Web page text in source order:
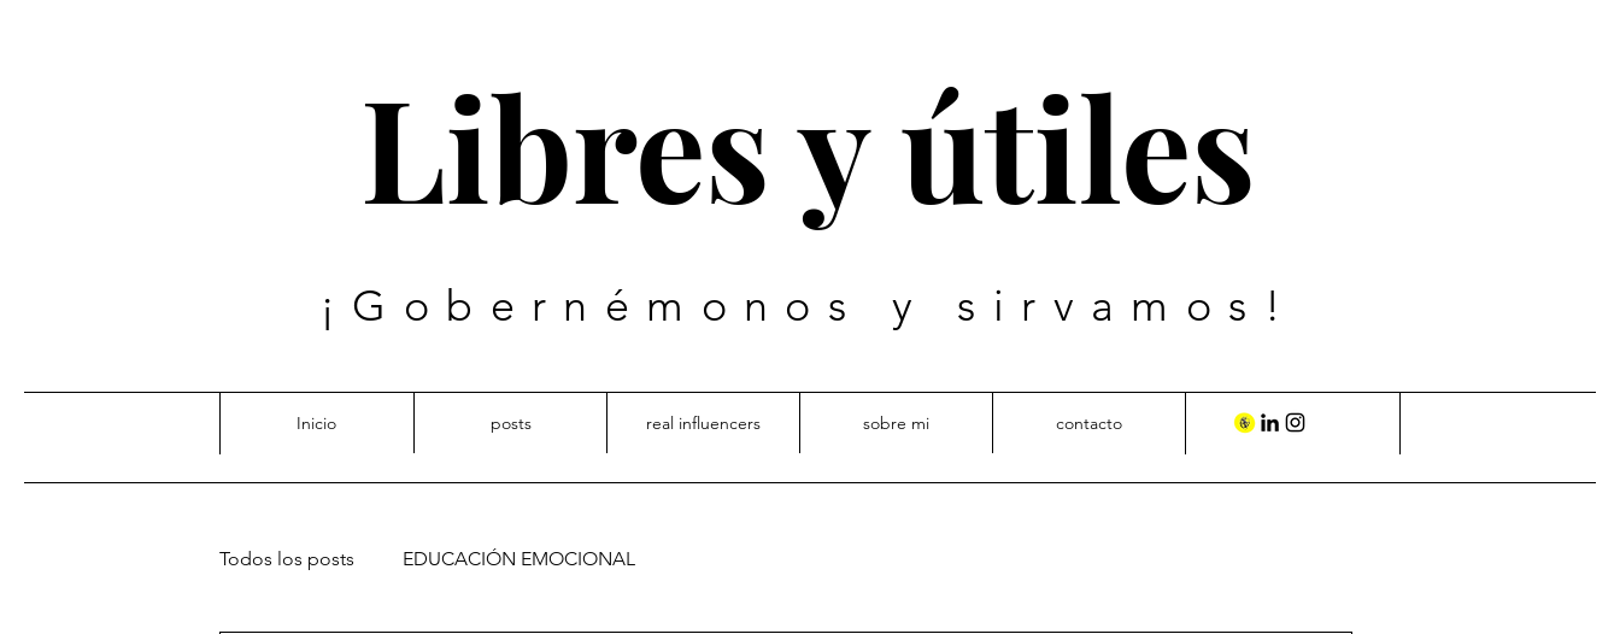
Libres y útiles
¡Gobernémonos y sirvamos!
Inicio posts real influencers sobre mi contacto
Todos los posts EDUCACIÓN EMOCIONAL